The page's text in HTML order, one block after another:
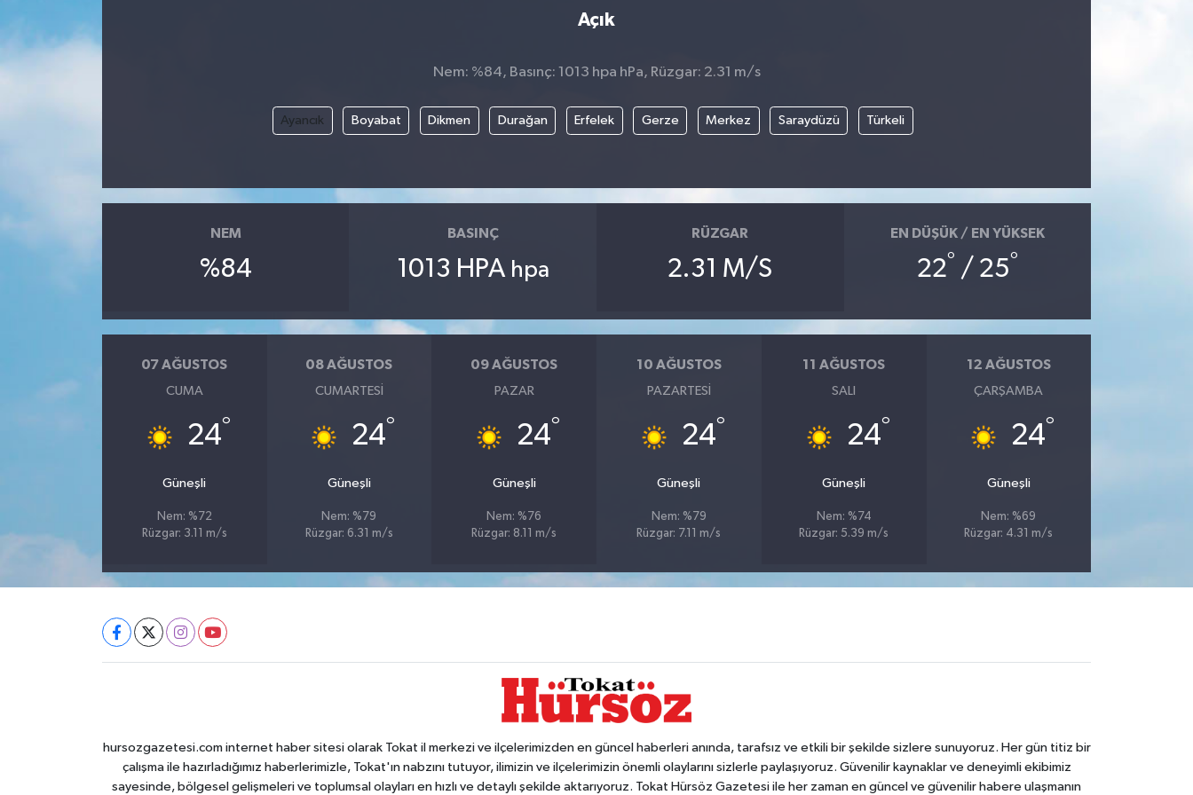
Açık
Nem: %84, Basınç: 1013 hpa hPa, Rüzgar: 2.31 m/s
Ayancık Boyabat Dikmen Durağan Erfelek Gerze Merkez Saraydüzü Türkeli
NEM
%84
BASINÇ
1013 HPA hpa
RÜZGAR
2.31 M/S
EN DÜŞÜK / EN YÜKSEK
22° / 25°
07 AĞUSTOS
CUMA
24°
Güneşli
Nem: %72
Rüzgar: 3.11 m/s
08 AĞUSTOS
CUMARTESI
24°
Güneşli
Nem: %79
Rüzgar: 6.31 m/s
09 AĞUSTOS
PAZAR
24°
Güneşli
Nem: %76
Rüzgar: 8.11 m/s
10 AĞUSTOS
PAZARTESI
24°
Güneşli
Nem: %79
Rüzgar: 7.11 m/s
11 AĞUSTOS
SALI
24°
Güneşli
Nem: %74
Rüzgar: 5.39 m/s
12 AĞUSTOS
ÇARŞAMBA
24°
Güneşli
Nem: %69
Rüzgar: 4.31 m/s
hursozgazetesi.com internet haber sitesi olarak Tokat il merkezi ve ilçelerimizden en güncel haberleri anında, tarafsız ve etkili bir şekilde sizlere sunuyoruz. Her gün titiz bir
çalışma ile hazırladığımız haberlerimizle, Tokat'ın nabzını tutuyor, ilimizin ve ilçelerimizin önemli olaylarını sizlerle paylaşıyoruz. Güvenilir kaynaklar ve deneyimli ekibimiz
sayesinde, bölgesel gelişmeleri ve toplumsal olayları en hızlı ve detaylı şekilde aktarıyoruz. Tokat Hürsöz Gazetesi ile her zaman en güncel ve güvenilir habere ulaşmanın